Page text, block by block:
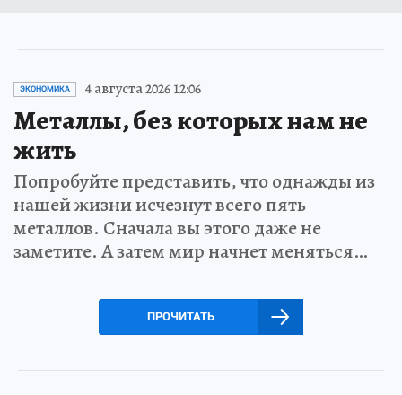
ЭКОНОМИКА 4 августа 2026 12:06
Металлы, без которых нам не
жить
Попробуйте представить, что однажды из
нашей жизни исчезнут всего пять
металлов. Сначала вы этого даже не
заметите. А затем мир начнет меняться…
ПРОЧИТАТЬ